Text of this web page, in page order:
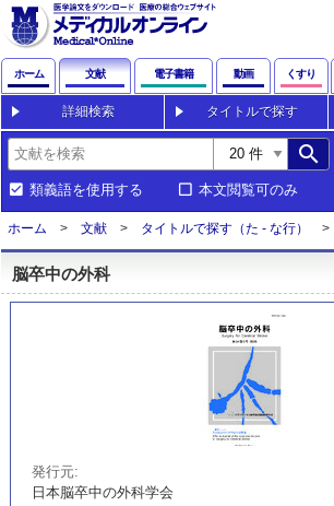
ホーム 文献 電子書籍 動画 くすり
詳細検索 タイトルで探す
search
類義語を使用する 本文閲覧可のみ
ホーム 文献 タイトルで探す（た - な行）
脳卒中の外科
発行元
日本脳卒中の外科学会